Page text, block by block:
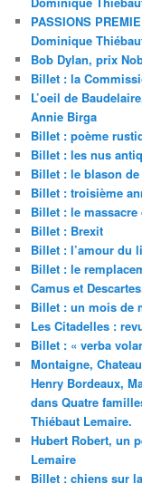
PASSIONS
Dominique
Bob Dylan, prix
Billet : la
L’oeil de
Annie Birga
Billet : poème
Billet : les nus
Billet : le blason de
Billet : troisième
Billet : le
Billet : Brexit
Billet : l’amour du
Billet : le
Camus et
Billet : un mois de
Les Citadelles :
Billet : « verba
Montaigne,
Henry Bordeaux,
dans Quatre
Thiébaut Lemaire.
Hubert Robert, un
Lemaire
Billet : chiens sur